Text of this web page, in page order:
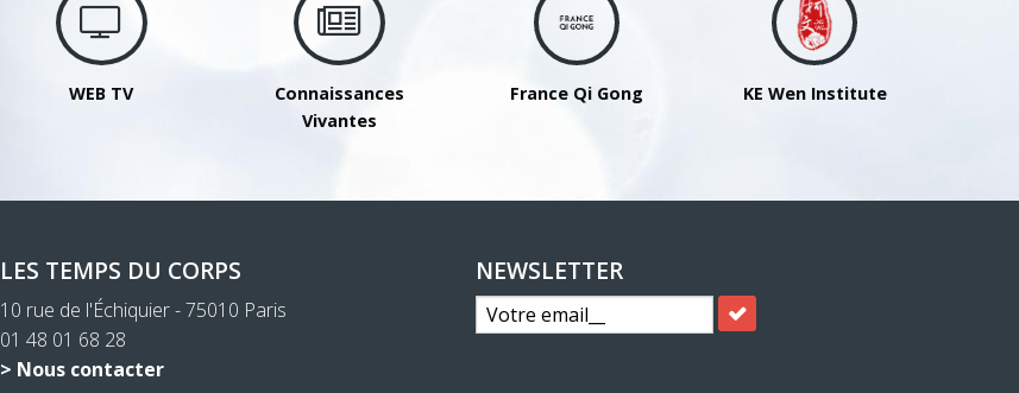
WEB TV
Connaissances
Vivantes
France Qi Gong KE Wen Institute
LES TEMPS DU CORPS
10 rue de l'Échiquier - 75010 Paris
01 48 01 68 28
> Nous contacter
NEWSLETTER